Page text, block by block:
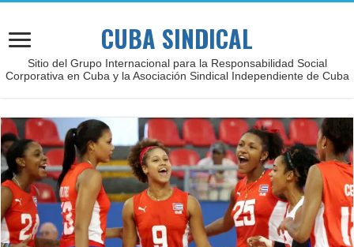
CUBA SINDICAL
Sitio del Grupo Internacional para la Responsabilidad Social
Corporativa en Cuba y la Asociación Sindical Independiente de Cuba